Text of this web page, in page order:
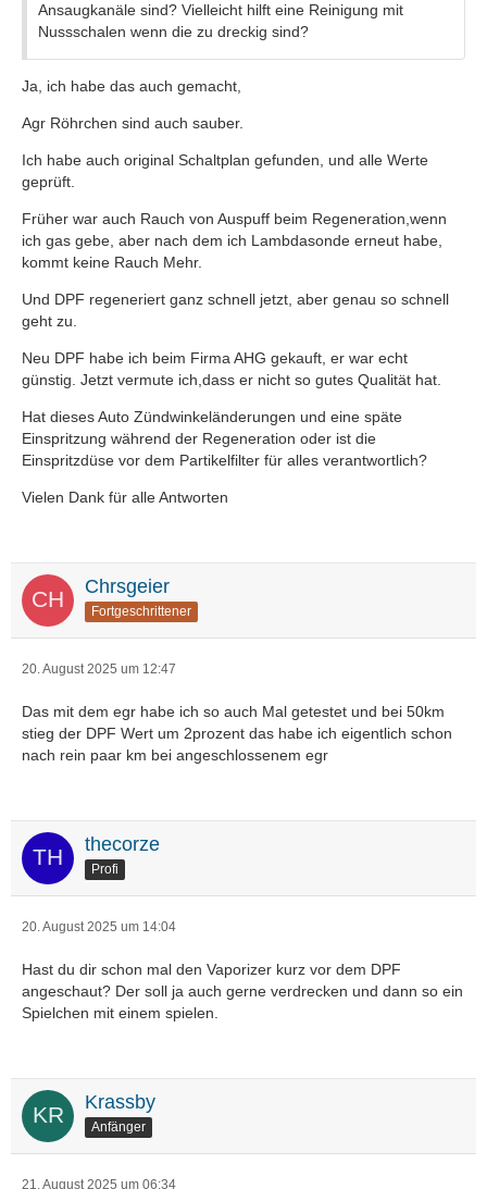
Ansaugkanäle sind? Vielleicht hilft eine Reinigung mit
Nussschalen wenn die zu dreckig sind?
Ja, ich habe das auch gemacht,
Agr Röhrchen sind auch sauber.
Ich habe auch original Schaltplan gefunden, und alle Werte
geprüft.
Früher war auch Rauch von Auspuff beim Regeneration,wenn
ich gas gebe, aber nach dem ich Lambdasonde erneut habe,
kommt keine Rauch Mehr.
Und DPF regeneriert ganz schnell jetzt, aber genau so schnell
geht zu.
Neu DPF habe ich beim Firma AHG gekauft, er war echt
günstig. Jetzt vermute ich,dass er nicht so gutes Qualität hat.
Hat dieses Auto Zündwinkeländerungen und eine späte
Einspritzung während der Regeneration oder ist die
Einspritzdüse vor dem Partikelfilter für alles verantwortlich?
Vielen Dank für alle Antworten
Chrsgeier
Fortgeschrittener
20. August 2025 um 12:47
Das mit dem egr habe ich so auch Mal getestet und bei 50km
stieg der DPF Wert um 2prozent das habe ich eigentlich schon
nach rein paar km bei angeschlossenem egr
thecorze
Profi
20. August 2025 um 14:04
Hast du dir schon mal den Vaporizer kurz vor dem DPF
angeschaut? Der soll ja auch gerne verdrecken und dann so ein
Spielchen mit einem spielen.
Krassby
Anfänger
21. August 2025 um 06:34